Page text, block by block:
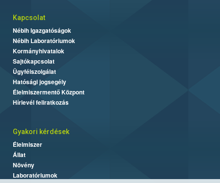
Kapcsolat
Nébih Igazgatóságok
Nébih Laboratóriumok
Kormányhivatalok
Sajtókapcsolat
Ügyfélszolgálat
Hatósági jogsegély
Élelmiszermentő Központ
Hírlevél feliratkozás
Gyakori kérdések
Élelmiszer
Állat
Növény
Laboratóriumok